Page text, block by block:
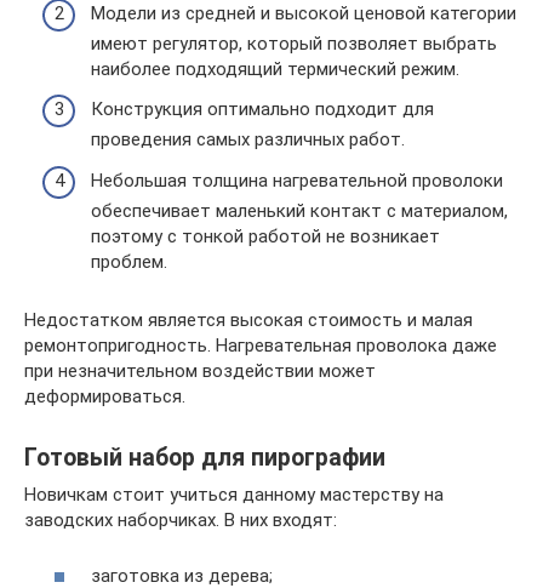
Модели из средней и высокой ценовой категории
имеют регулятор, который позволяет выбрать
наиболее подходящий термический режим.
Конструкция оптимально подходит для
проведения самых различных работ.
Небольшая толщина нагревательной проволоки
обеспечивает маленький контакт с материалом,
поэтому с тонкой работой не возникает
проблем.
Недостатком является высокая стоимость и малая
ремонтопригодность. Нагревательная проволока даже
при незначительном воздействии может
деформироваться.
Готовый набор для пирографии
Новичкам стоит учиться данному мастерству на
заводских наборчиках. В них входят:
заготовка из дерева;